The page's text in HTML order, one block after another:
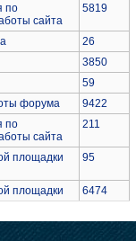
по
сайта
5819
26
3850
59
форума
9422
по
сайта
211
площадки 95
площадки 6474